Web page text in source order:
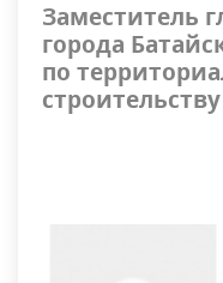
Заместитель
города
по
строительству